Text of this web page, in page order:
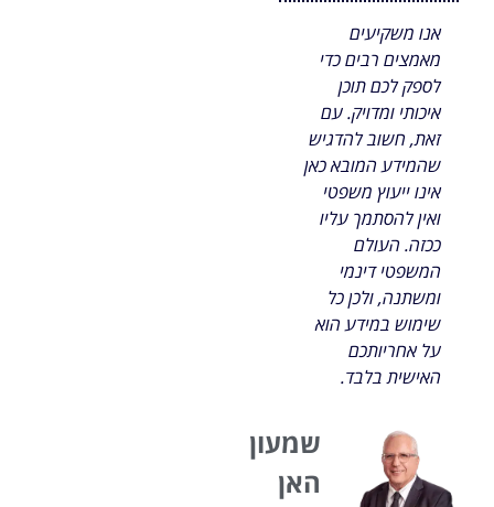
אנו משקיעים
מאמצים רבים כדי
לספק לכם תוכן
איכותי ומדויק. עם
זאת, חשוב להדגיש
שהמידע המובא כאן
אינו ייעוץ משפטי
ואין להסתמך עליו
ככזה. העולם
המשפטי דינמי
ומשתנה, ולכן כל
שימוש במידע הוא
על אחריותכם
האישית בלבד.
שמעון
האן